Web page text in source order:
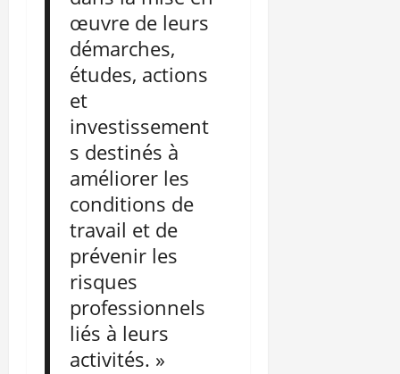
œuvre de leurs
démarches,
études, actions
et
investissement
s destinés à
améliorer les
conditions de
travail et de
prévenir les
risques
professionnels
liés à leurs
activités. »